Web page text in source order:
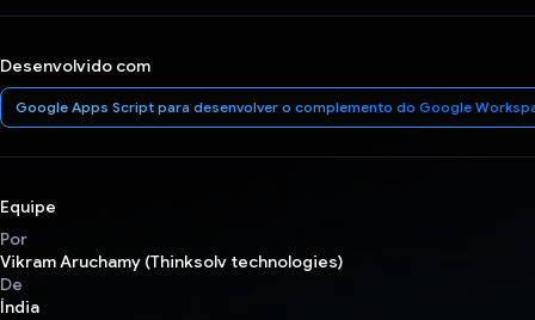
Desenvolvido com
Google Apps Script para desenvolver o complemento do Google
Equipe
Por
Vikram Aruchamy (Thinksolv technologies)
De
Índia